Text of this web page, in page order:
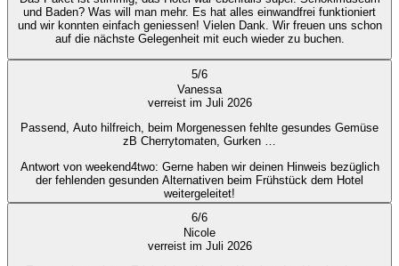
und Baden? Was will man mehr. Es hat alles einwandfrei funktioniert
und wir konnten einfach geniessen! Vielen Dank. Wir freuen uns schon
auf die nächste Gelegenheit mit euch wieder zu buchen.
5/6
Vanessa
verreist im Juli 2026
Passend, Auto hilfreich, beim Morgenessen fehlte gesundes Gemüse
zB Cherrytomaten, Gurken …
Antwort von weekend4two: Gerne haben wir deinen Hinweis bezüglich
der fehlenden gesunden Alternativen beim Frühstück dem Hotel
weitergeleitet!
6/6
Nicole
verreist im Juli 2026